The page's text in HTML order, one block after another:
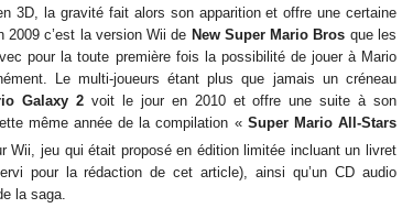
3D, la gravité fait alors son apparition et offre une certaine
2009 c’est la version Wii de New Super Mario Bros que les
pour la toute première fois la possibilité de jouer à Mario
Le multi-joueurs étant plus que jamais un créneau
Galaxy 2 voit le jour en 2010 et offre une suite à son
même année de la compilation « Super Mario All-Stars
Wii, jeu qui était proposé en édition limitée incluant un livret
pour la rédaction de cet article), ainsi qu’un CD audio
la saga.